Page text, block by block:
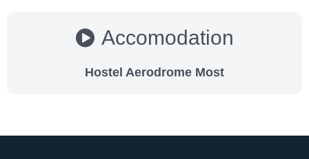
Accomodation
Hostel Aerodrome Most